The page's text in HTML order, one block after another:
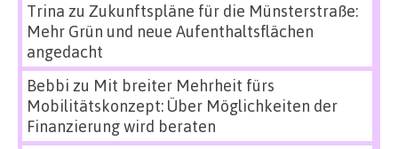
Trina zu Zukunftspläne für die Münsterstraße:
Mehr Grün und neue Aufenthaltsflächen
angedacht
Bebbi zu Mit breiter Mehrheit fürs
Mobilitätskonzept: Über Möglichkeiten der
Finanzierung wird beraten